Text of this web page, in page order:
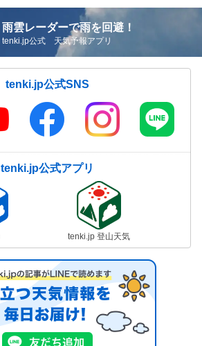
雨雲レーダーで雨を回避！
tenki.jp公式 天気予報アプリ
tenki.jp公式SNS
tenki.jp公式アプリ
tenki.jp 登山天気